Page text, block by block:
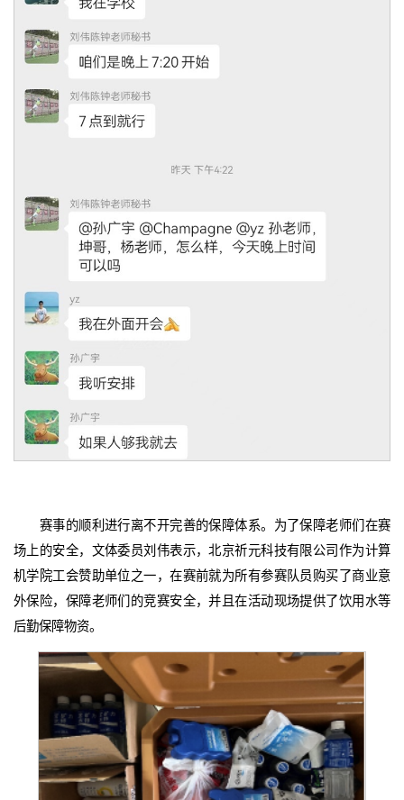
赛事的顺利进行离不开完善的保障体系。为了保障老师们在赛
场上的安全，文体委员刘伟表示，北京祈元科技有限公司作为计算
机学院工会赞助单位之一，在赛前就为所有参赛队员购买了商业意
外保险，保障老师们的竞赛安全，并且在活动现场提供了饮用水等
后勤保障物资。